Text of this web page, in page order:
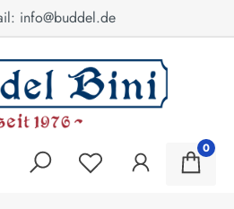
info@buddel.de
0